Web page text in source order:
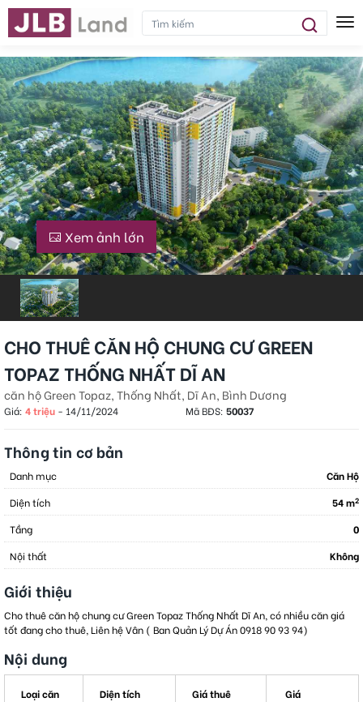
Xem ảnh lớn
CHO THUÊ CĂN HỘ CHUNG CƯ GREEN
TOPAZ THỐNG NHẤT DĨ AN
căn hộ Green Topaz, Thống Nhất, Dĩ An, Bình Dương
Giá: 4 triệu - 14/11/2024 Mã BĐS: 50037
Thông tin cơ bản
Danh mục
Căn Hộ
Diện tích
54 m2
Tầng
0
Nội thất
Không
Giới thiệu
Cho thuê căn hộ chung cư Green Topaz Thống Nhất Dĩ An, có nhiều căn giá
tốt đang cho thuê, Liên hệ Vân ( Ban Quản Lý Dự Án 0918 90 93 94)
Nội dung
Loại căn
Diện tích
Giá thuê
Giá